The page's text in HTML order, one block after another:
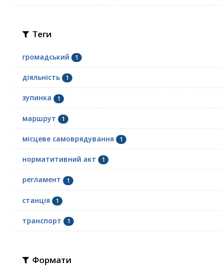
Теги
громадський 1
діяльність 1
зупинка 1
маршрут 1
місцеве самоврядування 1
норматитивний акт 1
регламент 1
станція 1
транспорт 1
Формати